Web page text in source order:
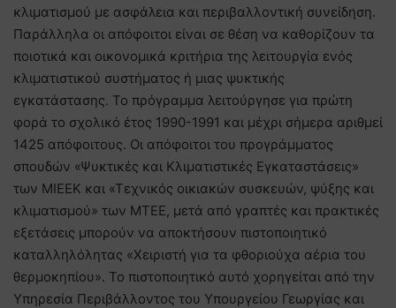
κλιματισμού με ασφάλεια και περιβαλλοντική συνείδηση.
Παράλληλα οι απόφοιτοι είναι σε θέση να καθορίζουν τα
ποιοτικά και οικονομικά κριτήρια της λειτουργία ενός
κλιματιστικού συστήματος ή μιας ψυκτικής
εγκατάστασης. Το πρόγραμμα λειτούργησε για πρώτη
φορά το σχολικό έτος 1990-1991 και μέχρι σήμερα αριθμεί
1425 απόφοιτους. Οι απόφοιτοι του προγράμματος
σπουδών «Ψυκτικές και Κλιματιστικές Εγκαταστάσεις»
των ΜΙΕΕΚ και «Τεχνικός οικιακών συσκευών, ψύξης και
κλιματισμού» των ΜΤΕΕ, μετά από γραπτές και πρακτικές
εξετάσεις μπορούν να αποκτήσουν πιστοποιητικό
καταλληλόλητας «Χειριστή για τα φθοριούχα αέρια του
θερμοκηπίου». Το πιστοποιητικό αυτό χορηγείται από την
Υπηρεσία Περιβάλλοντος του Υπουργείου Γεωργίας και